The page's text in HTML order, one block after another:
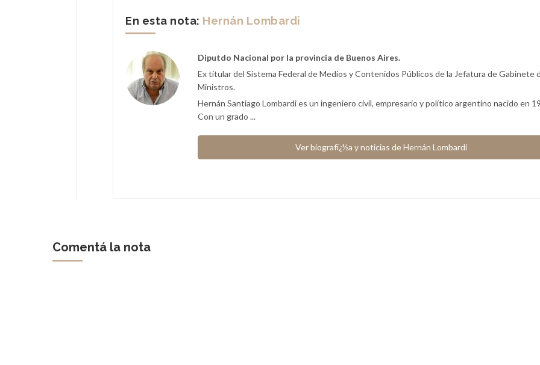
En esta nota: Hernán Lombardi
Diputdo Nacional por la provincia de Buenos Aires.
Ex titular del Sistema Federal de Medios y Contenidos Públicos de la Jefatura de Gabinete
Ministros.
Hernán Santiago Lombardi es un ingeniero civil, empresario y político argentino nacido en
Con un grado ...
Ver biografï¿½a y noticias de Hernán Lombardi
Comentá la nota